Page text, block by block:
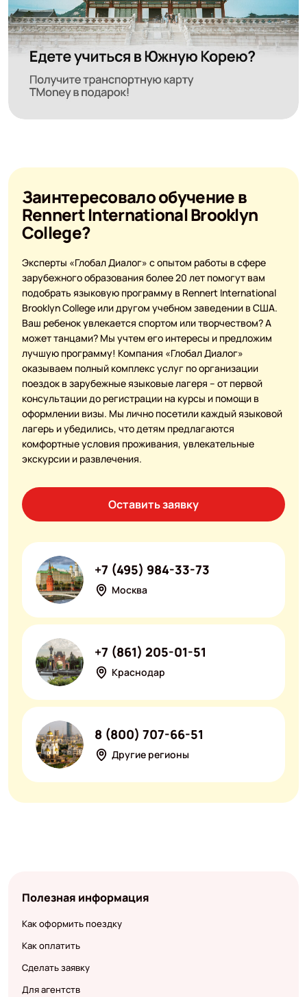
Заинтересовало обучение в
Rennert International Brooklyn
College?
Эксперты «Глобал Диалог» с опытом работы в сфере
зарубежного образования более 20 лет помогут вам
подобрать языковую программу в Rennert International
Brooklyn College или другом учебном заведении в США.
Ваш ребенок увлекается спортом или творчеством? А
может танцами? Мы учтем его интересы и предложим
лучшую программу! Компания «Глобал Диалог»
оказываем полный комплекс услуг по организации
поездок в зарубежные языковые лагеря – от первой
консультации до регистрации на курсы и помощи в
оформлении визы. Мы лично посетили каждый языковой
лагерь и убедились, что детям предлагаются
комфортные условия проживания, увлекательные
экскурсии и развлечения.
Оставить заявку
Москва
+7 (495) 984-33-73
Краснодар
+7 (861) 205-01-51
Другие регионы
8 (800) 707-66-51
Полезная информация
Как оформить поездку
Как оплатить
Сделать заявку
Для агентств